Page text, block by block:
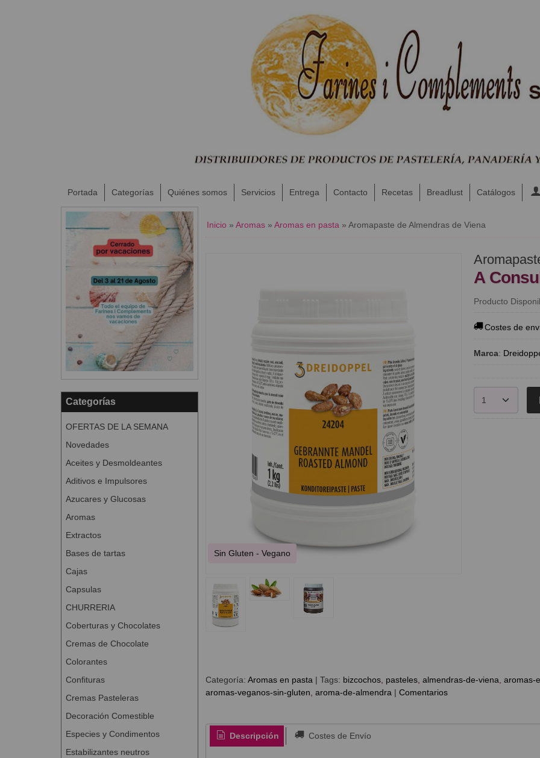
Portada Categorías Quiénes somos Servicios Entrega Contacto Recetas Breadlust Catálogos
Categorías
OFERTAS DE LA SEMANA
Novedades
Aceites y Desmoldeantes
Aditivos e Impulsores
Azucares y Glucosas
Aromas
Extractos
Bases de tartas
Cajas
Capsulas
CHURRERIA
Coberturas y Chocolates
Cremas de Chocolate
Colorantes
Confituras
Cremas Pasteleras
Decoración Comestible
Especies y Condimentos
Estabilizantes neutros
Inicio » Aromas » Aromas en pasta » Aromapaste de Almendras de Viena
Sin Gluten - Vegano
A
Producto
Costes de
Marca:
Categoría: Aromas en pasta | Tags: bizcochos pasteles almendras-de-viena aromas-
aromas-veganos-sin-gluten aroma-de-almendra | Comentarios
Descripción Costes de Envío